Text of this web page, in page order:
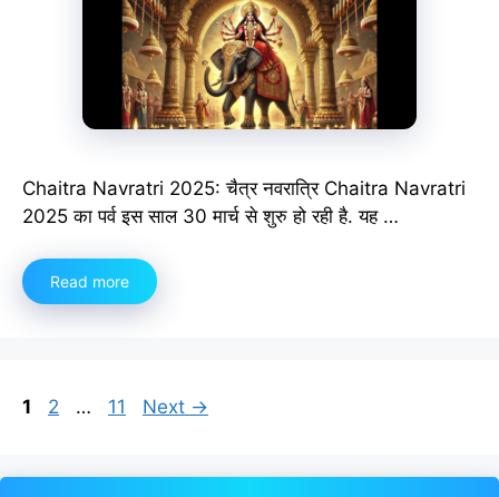
Chaitra Navratri 2025: चैत्र नवरात्रि Chaitra Navratri
2025 का पर्व इस साल 30 मार्च से शुरु हो रही है. यह …
Read more
Page
1 Page
2 … Page
11 Next →